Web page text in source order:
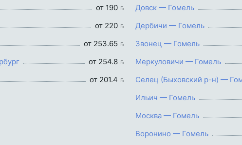
от 190 
от 220 
от 253.65 
от 254.8 
от 201.4 
Довск — Гомель
Дербичи — Гомель
Звонец — Гомель
Меркуловичи — Гомель
Селец (Быховский р-н) —
Ильич — Гомель
Москва — Гомель
Воронино — Гомель